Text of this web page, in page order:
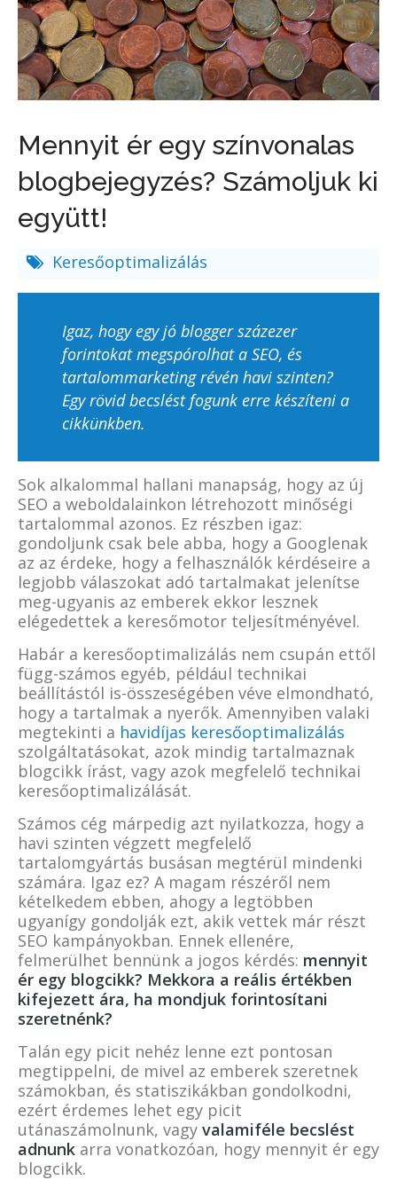
Mennyit ér egy színvonalas
blogbejegyzés? Számoljuk ki
együtt!
Keresőoptimalizálás
Igaz, hogy egy jó blogger százezer
forintokat megspórolhat a SEO, és
tartalommarketing révén havi szinten?
Egy rövid becslést fogunk erre készíteni a
cikkünkben.
Sok alkalommal hallani manapság, hogy az új
SEO a weboldalainkon létrehozott minőségi
tartalommal azonos. Ez részben igaz:
gondoljunk csak bele abba, hogy a Googlenak
az az érdeke, hogy a felhasználók kérdéseire a
legjobb válaszokat adó tartalmakat jelenítse
meg-ugyanis az emberek ekkor lesznek
elégedettek a keresőmotor teljesítményével.
Habár a keresőoptimalizálás nem csupán ettől
függ-számos egyéb, például technikai
beállítástól is-összeségében véve elmondható,
hogy a tartalmak a nyerők. Amennyiben valaki
megtekinti a havidíjas keresőoptimalizálás
szolgáltatásokat, azok mindig tartalmaznak
blogcikk írást, vagy azok megfelelő technikai
keresőoptimalizálását.
Számos cég márpedig azt nyilatkozza, hogy a
havi szinten végzett megfelelő
tartalomgyártás busásan megtérül mindenki
számára. Igaz ez? A magam részéről nem
kételkedem ebben, ahogy a legtöbben
ugyanígy gondolják ezt, akik vettek már részt
SEO kampányokban. Ennek ellenére,
felmerülhet bennünk a jogos kérdés: mennyit
ér egy blogcikk? Mekkora a reális értékben
kifejezett ára, ha mondjuk forintosítani
szeretnénk?
Talán egy picit nehéz lenne ezt pontosan
megtippelni, de mivel az emberek szeretnek
számokban, és statiszikákban gondolkodni,
ezért érdemes lehet egy picit
utánaszámolnunk, vagy valamiféle becslést
adnunk arra vonatkozóan, hogy mennyit ér egy
blogcikk.